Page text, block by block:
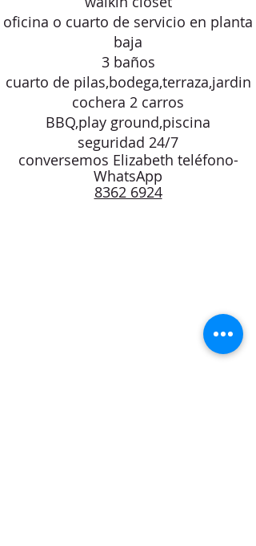
oficina o cuarto de servicio en planta
baja
3 baños
cuarto de pilas,bodega,terraza,jardin
cochera 2 carros
BBQ,play ground,piscina
seguridad 24/7
conversemos Elizabeth teléfono-
WhatsApp
8362 6924